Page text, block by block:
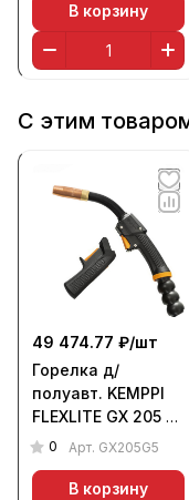
В корзину
С этим
49 474.77 ₽/шт
Горелка д/
полуавт. KEMPPI
FLEXLITE GX 205 G
(200 А, 5 м)
0 Арт. GX205G5
В корзину